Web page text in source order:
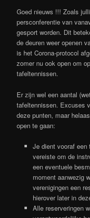
Goed nieuws !!! Zoals
persconferentie van
gesport worden. Dit
de deuren weer openen
is het Corona-protocol
zomer nu ook open om
tafeltennissen.
Er zijn wel een aantal
tafeltennissen. Excuses
deze punten, maar
open te gaan:
Je dient vooraf
vereiste om de
een eventuele
moment aanwezig
verenigingen een
hierover later in
Alle reserveringen